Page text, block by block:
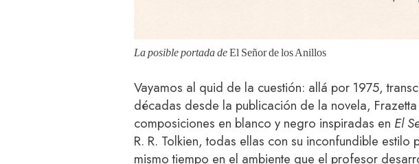
La posible portada deEl Señor de los Anillos
Vayamos al quid de la cuestión: allá por 1975,
décadas desde la publicación de la novela,
composiciones en blanco y negro inspiradas en El
R. R. Tolkien, todas ellas con su inconfundible estilo
mismo tiempo en el ambiente que el profesor